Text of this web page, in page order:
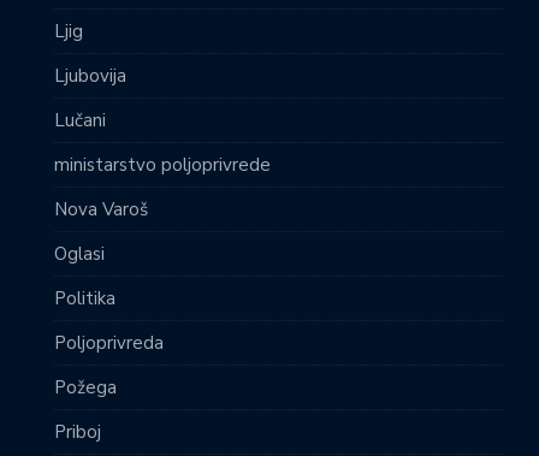
Ljig
Ljubovija
Lučani
ministarstvo poljoprivrede
Nova Varoš
Oglasi
Politika
Poljoprivreda
Požega
Priboj